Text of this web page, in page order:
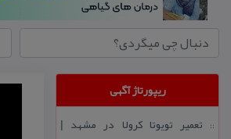
ریپورتاژ آگهی
:: تعمیر تویوتا كرولا در مشهد |